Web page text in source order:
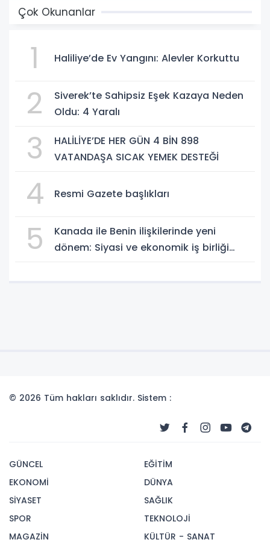
Çok Okunanlar
1 Haliliye’de Ev Yangını: Alevler Korkuttu
2
Siverek’te Sahipsiz Eşek Kazaya Neden
Oldu: 4 Yaralı
3
HALİLİYE’DE HER GÜN 4 BİN 898
VATANDAŞA SICAK YEMEK DESTEĞİ
4 Resmi Gazete başlıkları
5
Kanada ile Benin ilişkilerinde yeni
dönem: Siyasi ve ekonomik iş birliği
© 2026 Tüm hakları saklıdır. Sistem :
GÜNCEL
EKONOMİ
SİYASET
SPOR
MAGAZİN
EĞİTİM
DÜNYA
SAĞLIK
TEKNOLOJİ
KÜLTÜR - SANAT